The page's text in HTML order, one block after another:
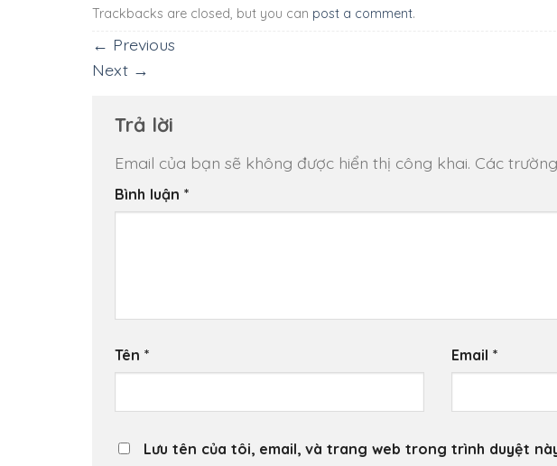
Trackbacks are closed, but you can post a comment.
← Previous
Next →
Trả lời
Email của bạn sẽ không được hiển thị công khai. Các
Bình luận *
Tên * Email*
Lưu tên của tôi, email, và trang web trong trình duyệt